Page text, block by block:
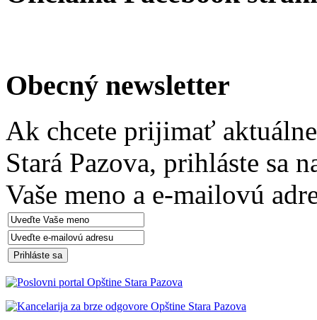
Obecný newsletter
Ak chcete prijimať
Stará Pazova, prihláste sa
Vaše meno a e-mailovú